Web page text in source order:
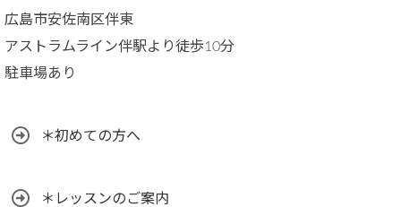
広島市安佐南区伴東
アストラムライン伴駅より徒歩10分
駐車場あり
＊初めての方へ
＊レッスンのご案内